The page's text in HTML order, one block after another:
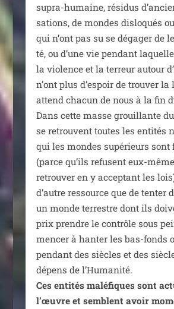
supra-humaine, rési­dus
sa­tions, de mondes dis­lo­qués
qui n’ont pas su se déga­ger
té, ou d’une vie pen­dant
la vio­lence et la ter­reur autour
n’ont plus d’espoir de trou­ver
attend cha­cun de nous à la fin
Dans cette masse grouillante
se retrouvent toutes les enti­tés
qui les mondes supé­rieurs sont
(parce qu’ils refusent eux-
retrou­ver en y accep­tant les
d’autre res­source que de ten­ter
un monde ter­restre dont ils
prix prendre le contrôle sous
men­cer à han­ter les bas-fonds
pen­dant des siècles et des
dépens de l’Humanité.
Ces enti­tés malé­fiques sont
l’œuvre et semblent avoir